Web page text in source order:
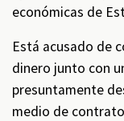
económicas de
Está acusado de
dinero junto con
presuntamente
medio de